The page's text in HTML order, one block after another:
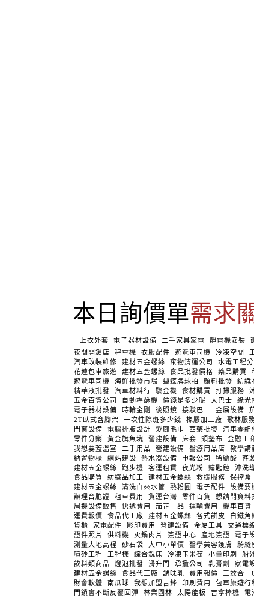
本日詢價單需求
上衣外套 電子器材設備 二手家具家電 靜電機安裝
夜間開鎖店
秤重機 衣服配件 遊覽車司機 冷凍空間
汽車改裝維修
建材五金螺絲 棄物清運公司 水電工程
花蓮包車旅遊
建材五金螺絲 食品批發價格 藥品購買
遊覽車司機
海鮮批發市場 蝴蝶牌球拍 顏料批發 紡織
精華液批發
汽車材料行 驗金機 食材購買 打掃服務
五金百貨公司
自動桿酥機 價錢是多少呢 大巴士 綠光
電子器材設備
時輪金剛 後照鏡 接駁巴士 金屬設備
2T臥式含腳架
一次性除斑多少錢 橡膠加工廠 歌林服
門窗設備
電腦排版設計 髮廊毛巾 西藥批發 汽車零組
零件分銷
黃金旗魚塊 營建設備 床套 頭墊布 金融工
我想要蓋溫室
二手用品 營建設備 醫療用品店 教學講
納置物櫃
網站建設 熱水器設備 申報公司 稀鹽酸 客
建材五金螺絲
跑步機 客運租賃 夜光粉 鑰匙鏈 沖洗
食品購買
紡織品加工 建材五金螺絲 救援服務 保控盒
建材五金螺絲
清洗自來水管 熟粉圓 電子配件 設備要
辦理台胞證
租車費用 貨運台灣 零件百貨 想請問資料
周邊設備販售
快遞費用 茄芷一品 運輸費用 機車百貨
運費報價
食品代工廠 建材五金螺絲 各式餅皮 白鐵角
貨櫃
家電配件 影印費用 營建設備 金屬工具 交通標
證件照片
供料機 火鍋肉片 簽證中心 產地簽證 電子
測量大地高程
砂石袋 大中小單價 醫學美容護膚 騎縫
噴砂工程
工程樣 綜合銑床 冷凍玉米筍 小量印刷 船
飲料類商品
燈泡批發 滑升門 承攬公司 乳膏劑 家電
建材五金螺絲
食品代工廠 調味乳 費用報價 三效合一
財會軟體
南瓜球 我想加盟吉鋒 印刷費用 包車旅遊行
門鎖會不斷反覆回彈
林業園林 太陽能板 吉拿棒機 電